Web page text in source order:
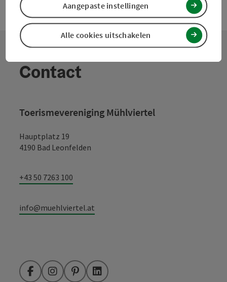
Contact
Toerismevereniging Mühlviertel
Hauptplatz 19
4190 Bad Leonfelden
+43 50 7263 100
info@muehlviertel.at
FacebookInstagramPinterestLinkedIn
Alle cookies uitschakelen
Aangepaste instellingen